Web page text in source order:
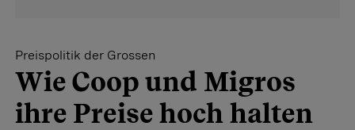
Preispolitik der Grossen
Wie Coop und Migros
ihre Preise hoch halten